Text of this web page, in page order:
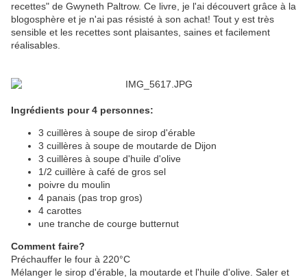
recettes" de Gwyneth Paltrow. Ce livre, je l'ai découvert grâce à la
blogosphère et je n'ai pas résisté à son achat! Tout y est très
sensible et les recettes sont plaisantes, saines et facilement
réalisables.
Ingrédients pour 4 personnes:
3 cuillères à soupe de sirop d'érable
3 cuillères à soupe de moutarde de Dijon
3 cuillères à soupe d'huile d'olive
1/2 cuillère à café de gros sel
poivre du moulin
4 panais (pas trop gros)
4 carottes
une tranche de courge butternut
Comment faire?
Préchauffer le four à 220°C
Mélanger le sirop d'érable, la moutarde et l'huile d'olive. Saler et